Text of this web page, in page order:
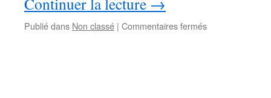
Publié dans Non classé | Commentaires ferméssur